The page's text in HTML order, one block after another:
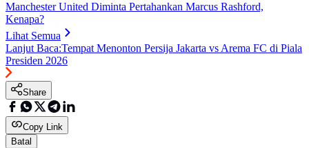
Manchester United Diminta Pertahankan Marcus Rashford,
Kenapa?
Lihat Semua
Lanjut Baca:Tempat Menonton Persija Jakarta vs Arema FC di Piala
Presiden 2026
Share
Copy Link
Batal